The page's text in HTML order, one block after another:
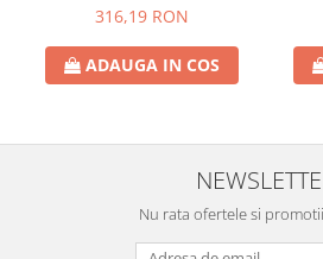
316,19 RON
ADAUGA IN COS
Nu rata ofertele si